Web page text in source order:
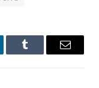
Tumblr
Correo